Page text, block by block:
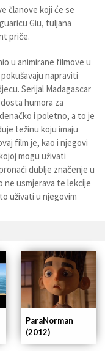
članove koji će se
Giu, tuljana
priče.
u animirane filmove u
napraviti
Serijal Madagascar
humora za
i poletno, a to je
težinu koju imaju
film je, kao i njegovi
mogu uživati
dublje značenje u
ne usmjerava te lekcije
uživati u njegovim
ParaNorman
(2012)